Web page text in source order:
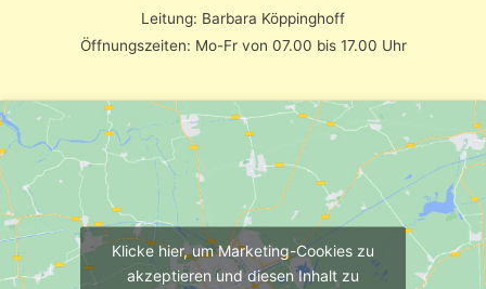
Leitung: Barbara Köppinghoff
Öffnungszeiten: Mo-Fr von 07.00 bis 17.00 Uhr
Klicke hier, um Marketing-Cookies zu
akzeptieren und diesen Inhalt zu